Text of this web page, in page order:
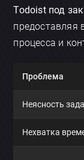
Todoist под
предоставляя
процесса и
Проблема
Неясность
Нехватка